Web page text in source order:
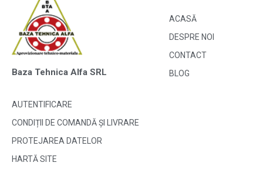
Baza Tehnica Alfa SRL
ACASĂ
DESPRE NOI
CONTACT
BLOG
AUTENTIFICARE
CONDIȚII DE COMANDĂ ȘI LIVRARE
PROTEJAREA DATELOR
HARTĂ SITE